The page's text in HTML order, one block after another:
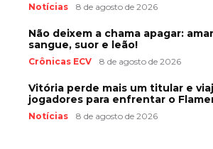
Notícias 8 de agosto de 2026
Não deixem a chama apagar:
sangue, suor e leão!
Crônicas ECV 8 de agosto de 2026
Vitória perde mais um titular e
jogadores para enfrentar o
Notícias 8 de agosto de 2026